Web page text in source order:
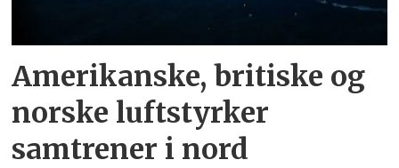
Amerikanske, britiske og
norske luftstyrker
samtrener i nord